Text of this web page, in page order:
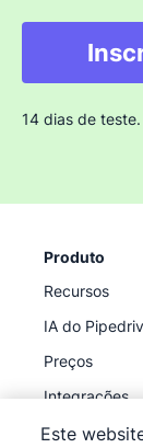
14 dias de
Produto
Recursos
IA do
Preços
Integrações
API
Este